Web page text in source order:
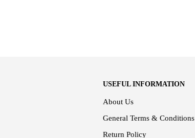
USEFUL INFORMATION
About Us
General Terms & Conditions
Return Policy